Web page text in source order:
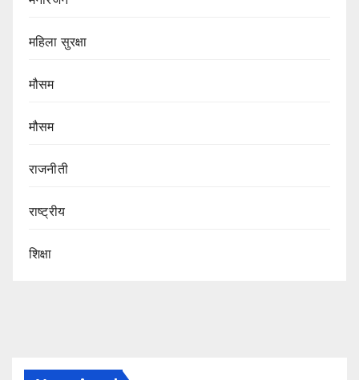
महिला सुरक्षा
मौसम
मौसम
राजनीती
राष्ट्रीय
शिक्षा